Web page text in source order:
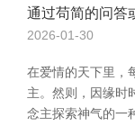
通过苟简的问答
2026-01-30
在爱情的天下里，
主。然则，因缘时
念主探索神气的一